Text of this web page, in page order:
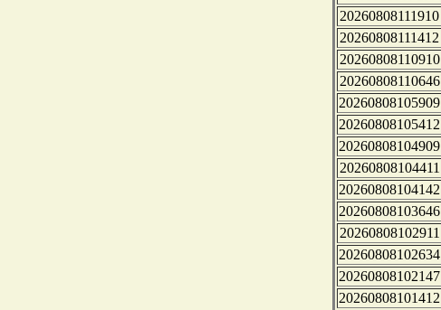
20260808111910
20260808111412
20260808110910
20260808110646
20260808105909
20260808105412
20260808104909
20260808104411
20260808104142
20260808103646
20260808102911
20260808102634
20260808102147
20260808101412